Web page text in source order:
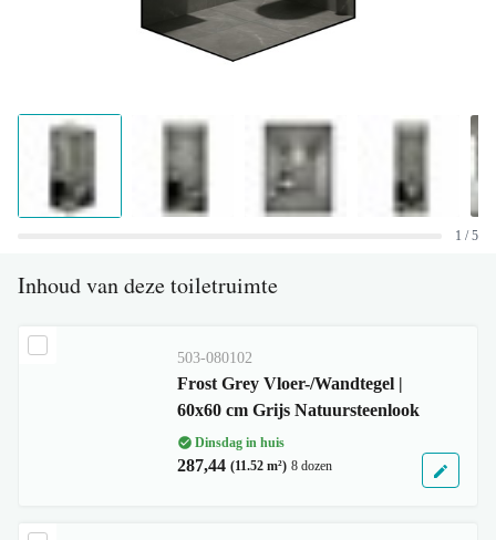
1 / 5
Inhoud van deze toiletruimte
503-080102
Frost Grey Vloer-/Wandtegel |
60x60 cm Grijs Natuursteenlook
Dinsdag in huis
287,44 (11.52 m²) 8 dozen